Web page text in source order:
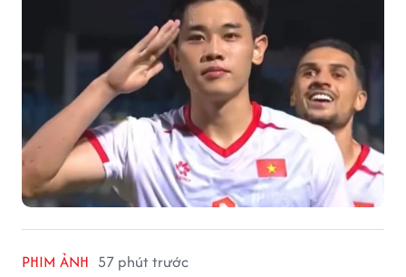
PHIM ẢNH 57 phút trước